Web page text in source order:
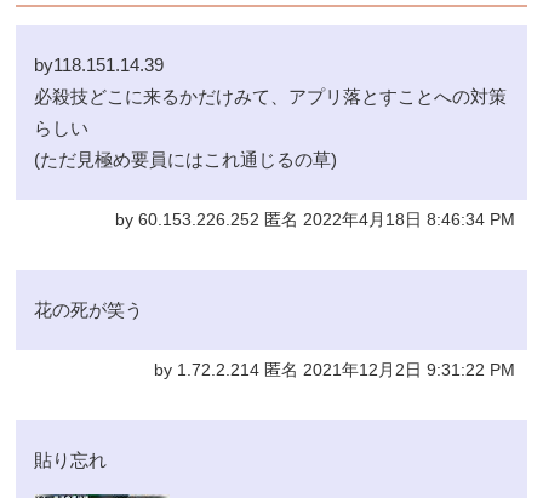
by118.151.14.39
必殺技どこに来るかだけみて、アプリ落とすことへの対策
らしい
(ただ見極め要員にはこれ通じるの草)
by 60.153.226.252 匿名 2022年4月18日 8:46:34 PM
花の死が笑う
by 1.72.2.214 匿名 2021年12月2日 9:31:22 PM
貼り忘れ